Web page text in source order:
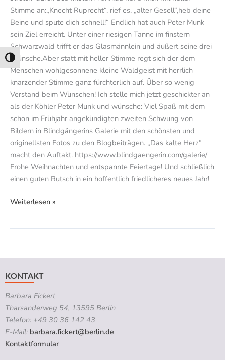
Umschalten auf hohe Kontraste
Stimme an:„Knecht Ruprecht“, rief es, „alter Gesell“,heb deine
Beine und spute dich schnell!“ Endlich hat auch Peter Munk
sein Ziel erreicht. Unter einer riesigen Tanne im finstern
Schwarzwald trifft er das Glasmännlein und äußert seine drei
Wünsche.Aber statt mit heller Stimme regt sich der dem
Menschen wohlgesonnene kleine Waldgeist mit herrlich
knarzender Stimme ganz fürchterlich auf. Über so wenig
Verstand beim Wünschen! Ich stelle mich jetzt geschickter an
als der Köhler Peter Munk und wünsche: Viel Spaß mit dem
schon im Frühjahr angekündigten zweiten Schwung von
Bildern in Blindgängerins Galerie mit den schönsten und
originellsten Fotos zu den Blogbeiträgen. „Das kalte Herz“
macht den Auftakt. https://www.blindgaengerin.com/galerie/
Frohe Weihnachten und entspannte Feiertage! Und schließlich
einen guten Rutsch in ein hoffentlich friedlicheres neues Jahr!
Weiterlesen »
KONTAKT
Barbara Fickert
Tharsanderweg 54, 13595 Berlin
Telefon: +49 30 36 142 43
E-Mail: barbara.fickert@berlin.de
Kontaktformular